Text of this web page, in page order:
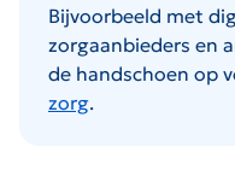
Bijvoorbeeld met
zorgaanbieders en
de handschoen op
zorg.